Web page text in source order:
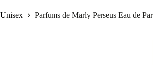
Unisex Parfums de Marly Perseus Eau de